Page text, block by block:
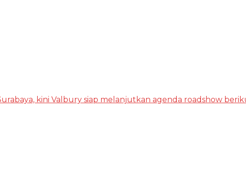
kini Valbury siap melanjutkan agenda roadshow